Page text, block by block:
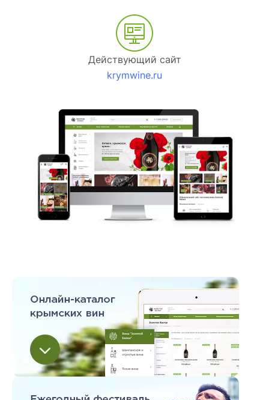
Действующий сайт
krymwine.ru